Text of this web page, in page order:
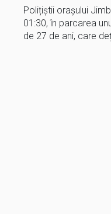
Polițiștii orașului
01:30, în parcarea
de 27 de ani, care